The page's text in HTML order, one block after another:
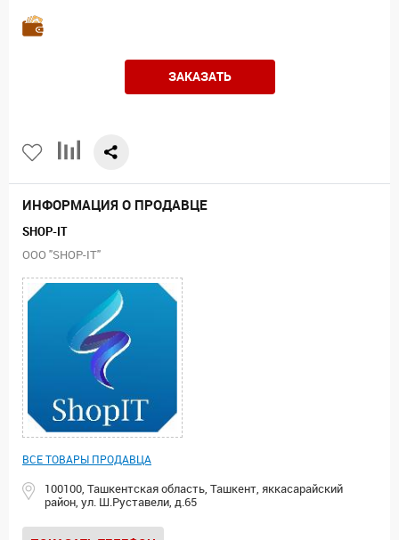
ЗАКАЗАТЬ
ИНФОРМАЦИЯ О ПРОДАВЦЕ
SHOP-IT
ООО "SHOP-IT"
ВСЕ ТОВАРЫ ПРОДАВЦА
100100, Ташкентская область, Ташкент, яккасарайский
район, ул. Ш.Руставели, д.65